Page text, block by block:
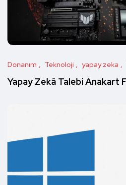
Donanım Teknoloji yapay zeka
Yapay Zekâ Talebi Anakart